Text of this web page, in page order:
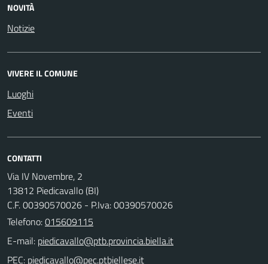
NOVITÀ
Notizie
VIVERE IL COMUNE
Luoghi
Eventi
CONTATTI
Via IV Novembre, 2
13812 Piedicavallo (BI)
C.F. 00390570026 - P.Iva: 00390570026
Telefono:015609115
E-mail:
PEC: